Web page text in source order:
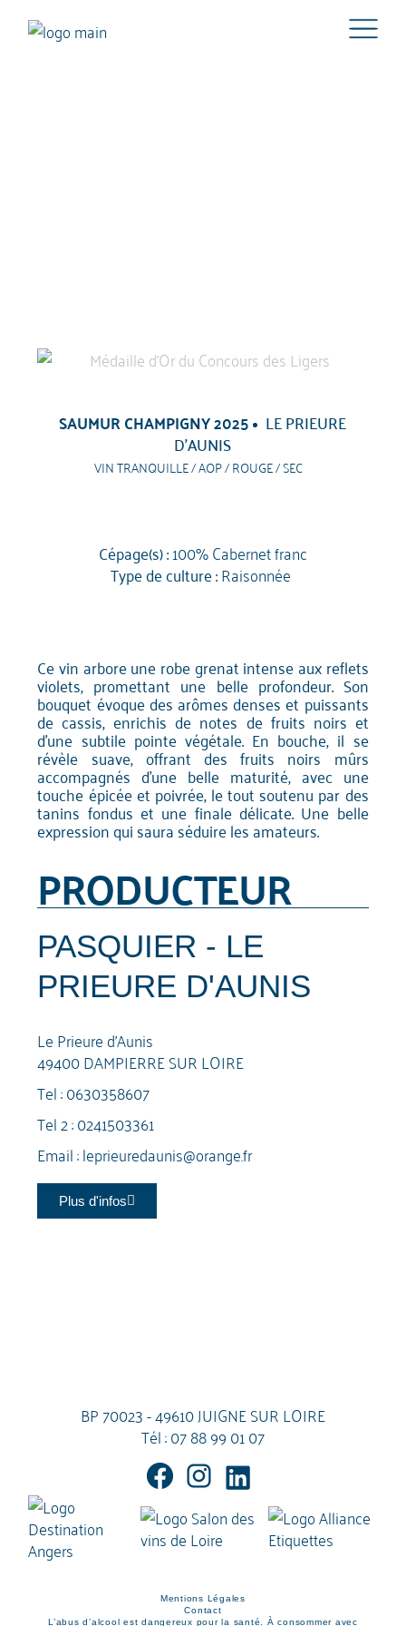
SAUMUR CHAMPIGNY 2025 LE PRIEURE
D’AUNIS
VIN TRANQUILLE / AOP / ROUGE / SEC
Cépage(s) :100% Cabernet franc
Type de culture :Raisonnée
Ce vin arbore une robe grenat intense aux reflets
violets, promettant une belle profondeur. Son
bouquet évoque des arômes denses et puissants
de cassis, enrichis de notes de fruits noirs et
d'une subtile pointe végétale. En bouche, il se
révèle suave, offrant des fruits noirs mûrs
accompagnés d'une belle maturité, avec une
touche épicée et poivrée, le tout soutenu par des
tanins fondus et une finale délicate. Une belle
expression qui saura séduire les amateurs.
PRODUCTEUR
PASQUIER - LE
PRIEURE D'AUNIS
Le Prieure d'Aunis
49400 DAMPIERRE SUR LOIRE
Tel :0630358607
Tel 2 :0241503361
Email :leprieuredaunis@orange.fr
Plus d'infos
BP 70023 - 49610 JUIGNE SUR LOIRE
Tél :07 88 99 01 07
Mentions Légales
Contact
L’abus d’alcool est dangereux pour la santé. À consommer avec